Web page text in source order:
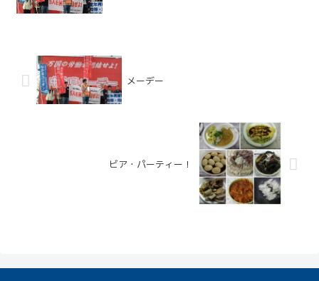
メーデー
ビア・パーティー！